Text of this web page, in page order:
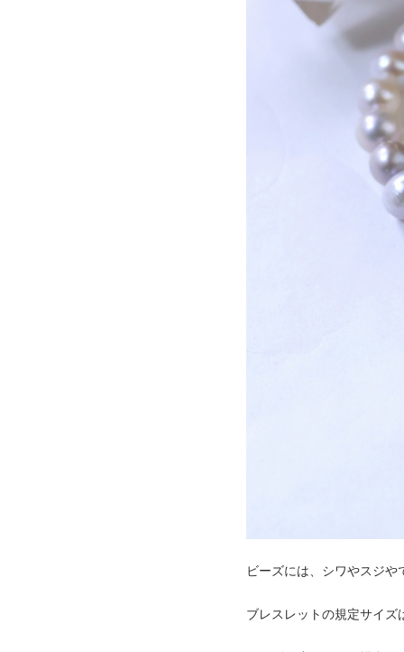
ビーズには、シワやスジや
ブレスレットの規定サイズ